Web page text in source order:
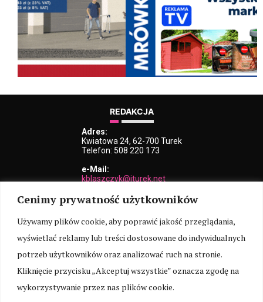
Cenimy prywatność użytkowników
Używamy plików cookie, aby poprawić jakość przeglądania,
wyświetlać reklamy lub treści dostosowane do indywidualnych
potrzeb użytkowników oraz analizować ruch na stronie.
Kliknięcie przycisku „Akceptuj wszystkie” oznacza zgodę na
wykorzystywanie przez nas plików cookie.
REDAKCJA
Adres:
Kwiatowa 24, 62-700 Turek
Telefon: 508 220 173
e-Mail:
kblaszczyk@iturek.net
reklama@iturek.net
MENU
Redakcja Polityka prywatności O nas Kontakt